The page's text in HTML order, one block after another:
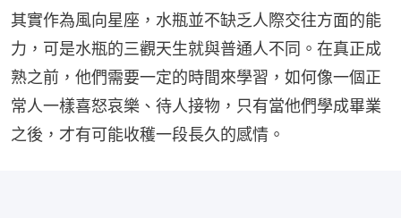
其實作為風向星座，水瓶並不缺乏人際交往方面的能
力，可是水瓶的三觀天生就與普通人不同。在真正成
熟之前，他們需要一定的時間來學習，如何像一個正
常人一樣喜怒哀樂、待人接物，只有當他們學成畢業
之後，才有可能收穫一段長久的感情。